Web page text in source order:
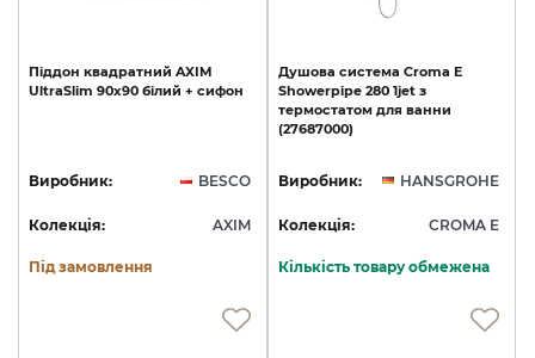
Піддон квадратний AXIM
UltraSlim 90х90 білий + сифон
Виробник: BESCO
Колекція: AXIM
Під замовлення
Душова система Croma E
Showerpipe 280 1jet з
термостатом для ванни
(27687000)
Виробник: HANSGROHE
Колекція: CROMA E
Кількість товару обмежена